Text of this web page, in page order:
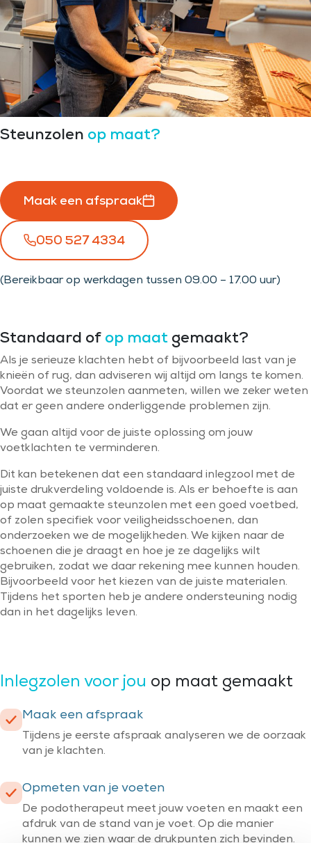
Steunzolen op maat?
Maak een afspraak
050 527 4334
(Bereikbaar op werkdagen tussen 09.00 – 17.00 uur)
Standaard of op maat gemaakt?
Als je serieuze klachten hebt of bijvoorbeeld last van je
knieën of rug, dan adviseren wij altijd om langs te komen.
Voordat we steunzolen aanmeten, willen we zeker weten
dat er geen andere onderliggende problemen zijn.
We gaan altijd voor de juiste oplossing om jouw
voetklachten te verminderen.
Dit kan betekenen dat een standaard inlegzool met de
juiste drukverdeling voldoende is. Als er behoefte is aan
op maat gemaakte steunzolen met een goed voetbed,
of zolen specifiek voor veiligheidsschoenen, dan
onderzoeken we de mogelijkheden. We kijken naar de
schoenen die je draagt en hoe je ze dagelijks wilt
gebruiken, zodat we daar rekening mee kunnen houden.
Bijvoorbeeld voor het kiezen van de juiste materialen.
Tijdens het sporten heb je andere ondersteuning nodig
dan in het dagelijks leven.
Inlegzolen voor jou op maat gemaakt
Maak een afspraak
Tijdens je eerste afspraak analyseren we de oorzaak
van je klachten.
Opmeten van je voeten
De podotherapeut meet jouw voeten en maakt een
afdruk van de stand van je voet. Op die manier
kunnen we zien waar de drukpunten zich bevinden.